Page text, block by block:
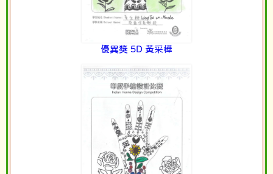
優異獎 5D 黃采樺